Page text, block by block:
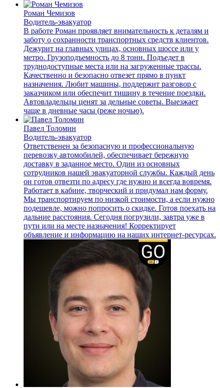
Роман Чемизов
Водитель-эвакуатор
В работе Роман проявляет внимательность к деталям и
заботу о сохранности транспортных средств клиентов.
Дежурит на главных улицах, основных шоссе или у
метро. Грузоподъемность до 8 тонн. Подъедет в
труднодоступные места или на загруженные трассы.
Качественно и безопасно отвезет прямо в пункт
назначения. Любит машины, поддержит разговор с
заказчиком или обеспечит тишину в течение поездки.
Автовладельцы ценят за дельные советы. Выезжает
чаще в дневные часы (реже ночью).
Павел Толомин
Водитель-эвакуатор
Ответственен за безопасную и профессиональную
перевозку автомобилей, обеспечивает бережную
доставку в заданное место. Один из основных
сотрудников нашей эвакуаторной службы. Каждый день
он готов отвезти по адресу где нужно и всегда вовремя.
Работает в кабине, творческий и придумал нам форму.
Мы транспортируем по низкой стоимости, а если нужно
подешевле, можно попросить о скидке. Готов поехать на
дальние расстояния. Сегодня погрузили, завтра уже в
пути или на месте назначения! Корректирует
объявление и информацию на наших интернет-ресурсах.